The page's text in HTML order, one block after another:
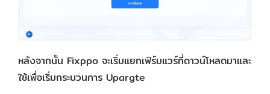
หลังจากนั้น Fixppo จะเริ่มแยกเฟิร์มแวร์ที่ดาวน์โหลดมาและ
ใช้เพื่อเริ่มกระบวนการ Upargte